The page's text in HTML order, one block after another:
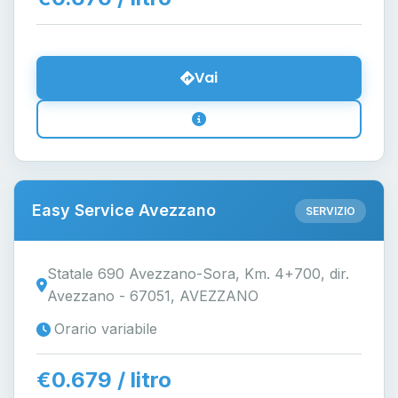
Vai
Easy Service Avezzano SERVIZIO
Statale 690 Avezzano-Sora, Km. 4+700, dir.
Avezzano - 67051, AVEZZANO
Orario variabile
€0.679 / litro